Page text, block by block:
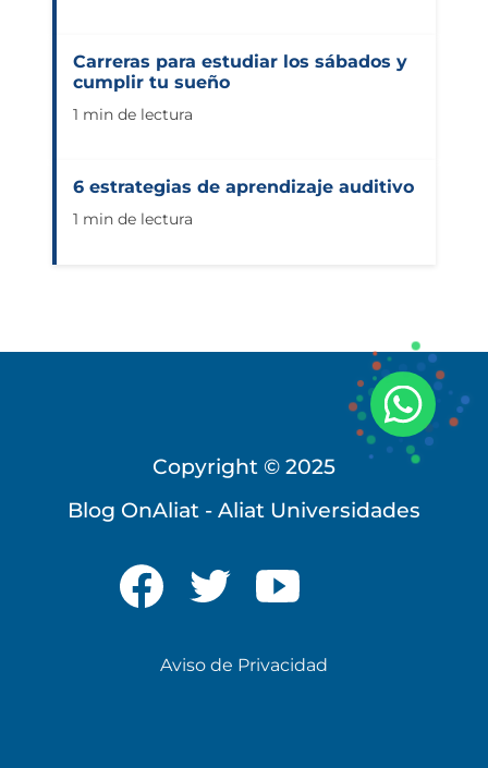
Carreras para estudiar los sábados y
cumplir tu sueño
1 min de lectura
6 estrategias de aprendizaje auditivo
1 min de lectura
Copyright © 2025
Blog OnAliat - Aliat Universidades
Aviso de Privacidad
Universidad Virtual
Te brindamos información
solo para nuevo ingreso